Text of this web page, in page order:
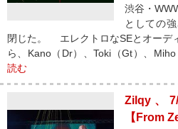
渋谷・
としての
閉じた。 エレクトロなSEとオーデ
ら、Kano（Dr）、Toki（Gt）、
読む
Zilqy、
【From